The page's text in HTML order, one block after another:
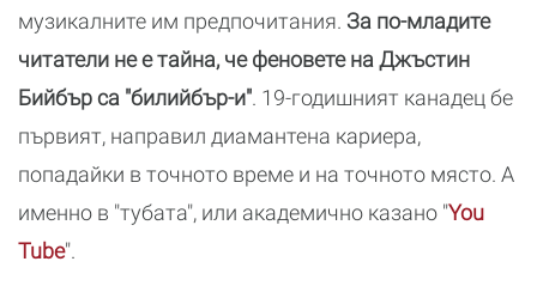
музикалните им предпочитания. За по-младите
читатели не е тайна, че феновете на Джъстин
Бийбър са "билийбър-и". 19-годишният канадец бе
първият, направил диамантена кариера,
попадайки в точното време и на точното място. А
именно в "тубата", или академично казано "You
Tube".